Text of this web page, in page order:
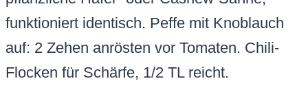
funktioniert identisch. Peffe mit Knoblauch
auf: 2 Zehen anrösten vor Tomaten. Chili-
Flocken für Schärfe, 1/2 TL reicht.